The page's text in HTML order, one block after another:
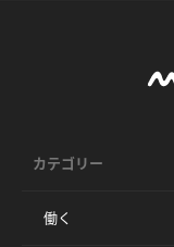
カテゴリー
働く